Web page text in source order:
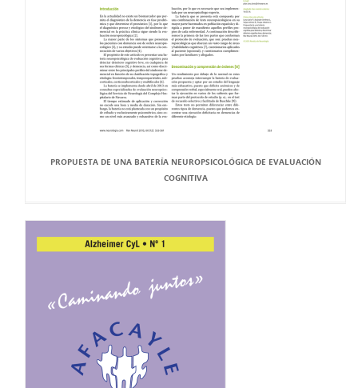
PROPUESTA DE UNA BATERÍA NEUROPSICOLÓGICA DE EVALUACIÓN
COGNITIVA